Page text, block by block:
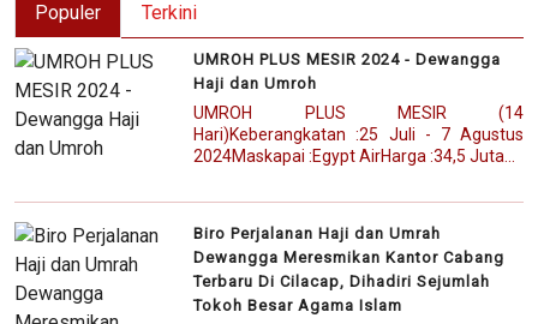
Populer Terkini
UMROH PLUS MESIR 2024 - Dewangga
Haji dan Umroh
UMROH PLUS MESIR (14
Hari)Keberangkatan :25 Juli - 7 Agustus
2024Maskapai :Egypt AirHarga :34,5 Juta...
Biro Perjalanan Haji dan Umrah
Dewangga Meresmikan Kantor Cabang
Terbaru Di Cilacap, Dihadiri Sejumlah
Tokoh Besar Agama Islam